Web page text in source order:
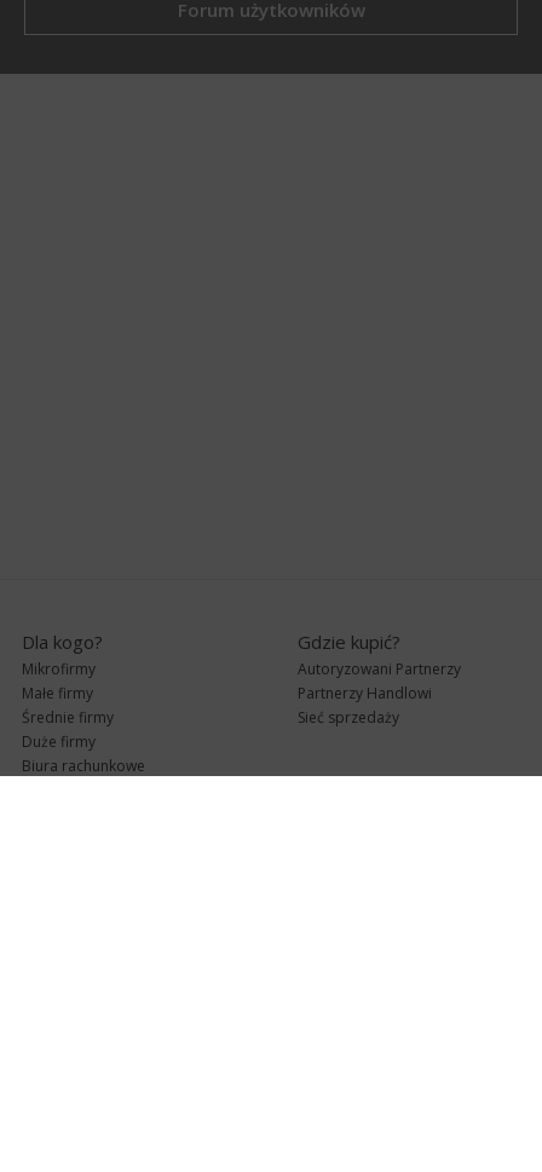
Forum użytkowników
Dla kogo?
Mikrofirmy
Małe firmy
Średnie firmy
Duże firmy
Biura rachunkowe
Gdzie kupić?
Autoryzowani Partnerzy
Partnerzy Handlowi
Sieć sprzedaży